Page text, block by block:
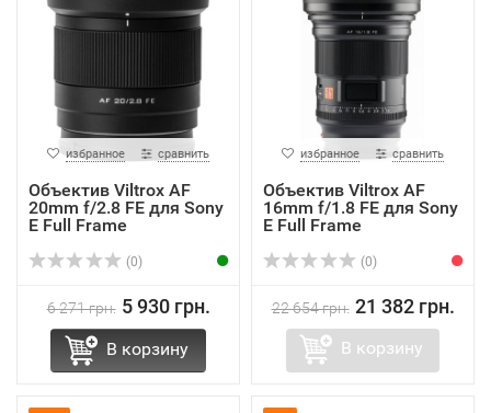
избранное сравнить
Объектив Viltrox AF
20mm f/2.8 FE для Sony
E Full Frame
(0)
6 271 грн. 5 930 грн.
В корзину
избранное сравнить
Объектив Viltrox AF
16mm f/1.8 FE для Sony
E Full Frame
(0)
22 654 грн. 21 382 грн.
В корзину